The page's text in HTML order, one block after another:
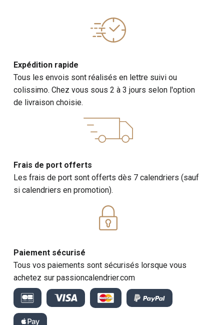
Expédition rapide
Tous les envois sont réalisés en lettre suivi ou
colissimo. Chez vous sous 2 à 3 jours selon l'option
de livraison choisie.
Frais de port offerts
Les frais de port sont offerts dès 7 calendriers (sauf
si calendriers en promotion).
Paiement sécurisé
Tous vos paiements sont sécurisés lorsque vous
achetez sur passioncalendrier.com